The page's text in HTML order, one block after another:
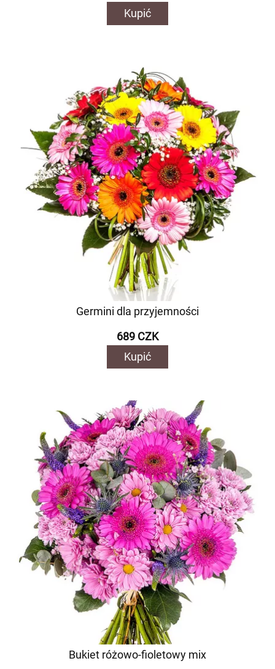
Kupić
Germini dla przyjemności
689 CZK
Kupić
Bukiet różowo-fioletowy mix